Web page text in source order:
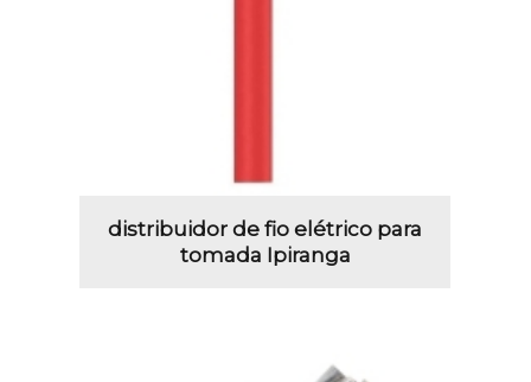
distribuidor de fio elétrico para
tomada Ipiranga